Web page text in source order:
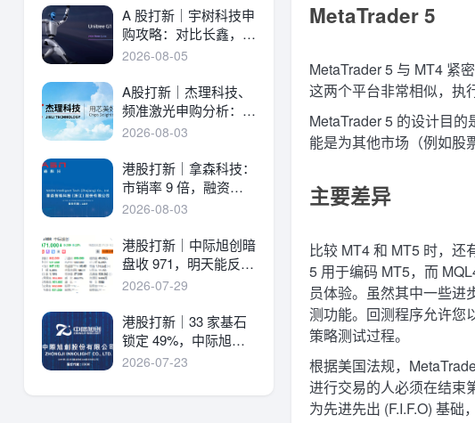
MetaTrader 5
MetaTrader 5 与 MT4 紧
这两个平台非常相似，执
MetaTrader 5 的设计目
能是为其他市场（例如股
主要差异
比较 MT4 和 MT5 时，
5 用于编码 MT5，而
员体验。虽然其中一些进
测功能。回测程序允许您
策略测试过程。
根据美国法规，
进行交易的人必须在结束
为先进先出 (F.I.F.O) 基础
A 股打新｜宇树科技申
购攻略：对比长鑫，一
文讲透中签率与A港差
2026-08-05
A股打新｜杰理科技、
频准激光申购分析：估
值、中签率与资金方案
2026-08-03
港股打新｜拿森科技：
市销率 9 倍，融资溢
价 30%，能打吗？
2026-08-03
港股打新｜中际旭创暗
盘收 971，明天能反弹
吗？
2026-07-29
港股打新｜33 家基石
锁定 49%，中际旭创
详细申购分析！
2026-07-23